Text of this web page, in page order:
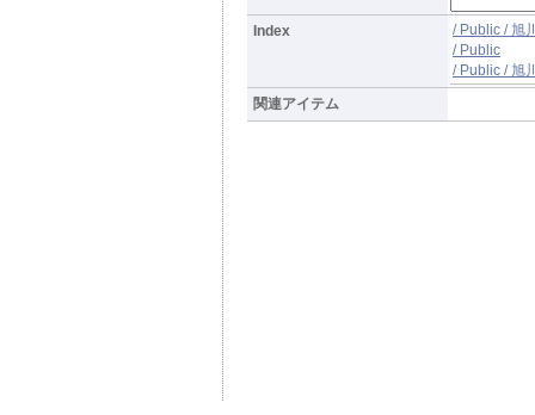
Index
/ Public / 旭
/ Public
/ Public / 旭
関連アイテム